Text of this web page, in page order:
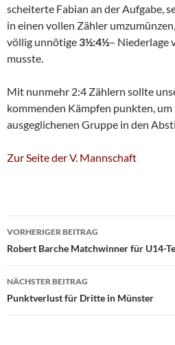
scheiterte Fabian an der Aufgabe,
in einen vollen Zähler
völlig unnötige 3½:4½– Niederlage
musste.
Mit nunmehr 2:4 Zählern sollte
kommenden Kämpfen punkten,
ausgeglichenen Gruppe in den
Zur Seite der V. Mannschaft
Beitragsnavigation
VORHERIGER BEITRAG
Robert Barche Matchwinner für U14-
NÄCHSTER BEITRAG
Punktverlust für Dritte in Münster